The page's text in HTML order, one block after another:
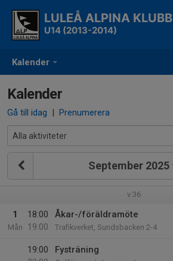
Kalender
LULEÅ ALPINA KLUBB
U14 (2013-2014)
Kalender
Gå till idag | Prenumerera
September 2025
v.36
1
Mån
18:00
19:00
Åkar-/föräldramöte
Trafikverket, Sundsbacken 2-4
19:00
Fysträning